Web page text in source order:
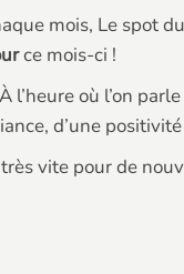
mois, Le spot
ce mois-ci !
l’heure où l’on
d’une
vite pour de